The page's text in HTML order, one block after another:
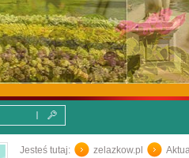
Jesteś tutaj: zelazkow.pl